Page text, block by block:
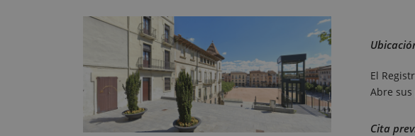
El
Abre
Cita